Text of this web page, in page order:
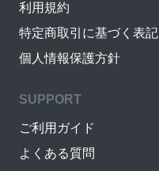
利用規約
特定商取引に基づく表記
個人情報保護方針
SUPPORT
ご利用ガイド
よくある質問